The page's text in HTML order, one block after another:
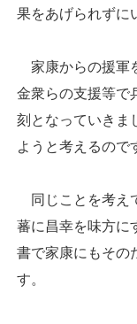
果をあげられずに
家康からの援軍
金衆らの支援等で
刻となっていきま
ようと考えるので
同じことを考え
蕃に昌幸を味方に
書で家康にもその
す。